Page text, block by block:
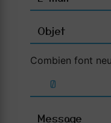
Combien font